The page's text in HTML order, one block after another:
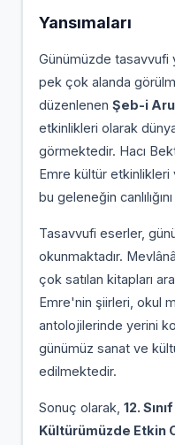
Yansımaları
Günümüzde tasavvufi
pek çok alanda
düzenlenen Şeb-i
etkinlikleri olarak
görmektedir. Hacı
Emre kültür
bu geleneğin
Tasavvufi eserler,
okunmaktadır.
çok satılan kitapları
Emre'nin şiirleri, okul
antolojilerinde yerini
günümüz sanat ve
edilmektedir.
Sonuç olarak, 12.
Kültürümüzde Etkin